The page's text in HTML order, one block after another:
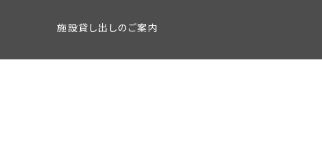
施設貸し出しのご案内